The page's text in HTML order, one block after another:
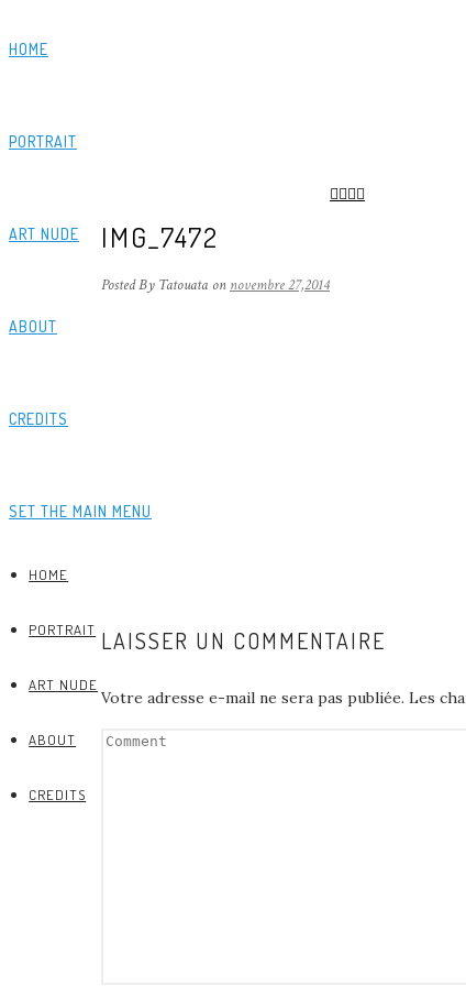
HOME
PORTRAIT
ART NUDE
ABOUT
CREDITS
SET THE MAIN MENU
HOME
PORTRAIT
ART NUDE
ABOUT
CREDITS
IMG_7472
Posted By Tatouata on novembre 27,2014
LAISSER UN COMMENTAIRE
Votre adresse e-mail ne sera pas publiée. Les